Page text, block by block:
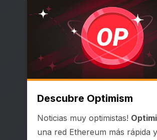
Descubre Optimism
Noticias muy optimistas!
una red Ethereum más rápida